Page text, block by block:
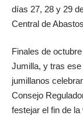
días 27, 28 y 29
Central de
Finales de
Jumilla, y tras ese
jumillanos
Consejo
festejar el fin de